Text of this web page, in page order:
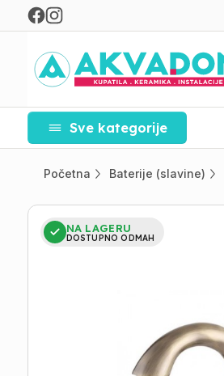
Sve kategorije
Početna Baterije (slavine)
NA LAGERU
DOSTUPNO ODMAH